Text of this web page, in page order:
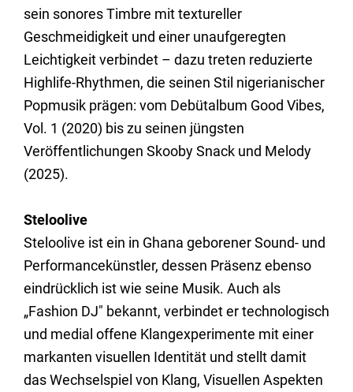
sein sonores Timbre mit textureller
Geschmeidigkeit und einer unaufgeregten
Leichtigkeit verbindet – dazu treten reduzierte
Highlife-Rhythmen, die seinen Stil nigerianischer
Popmusik prägen: vom Debütalbum Good Vibes,
Vol. 1 (2020) bis zu seinen jüngsten
Veröffentlichungen Skooby Snack und Melody
(2025).
Steloolive
Steloolive ist ein in Ghana geborener Sound- und
Performancekünstler, dessen Präsenz ebenso
eindrücklich ist wie seine Musik. Auch als
„Fashion DJ" bekannt, verbindet er technologisch
und medial offene Klangexperimente mit einer
markanten visuellen Identität und stellt damit
das Wechselspiel von Klang, Visuellen Aspekten